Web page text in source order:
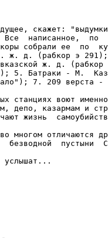
скажет:
Все  написанное,  по
собрали ее  по
ж. д. (рабкор э
ж. д.
5. Батраки - М.
7. 209
станциях воют
депо, казармам и
жизнь
многом отличаются
безводной  пустыни
услышат...